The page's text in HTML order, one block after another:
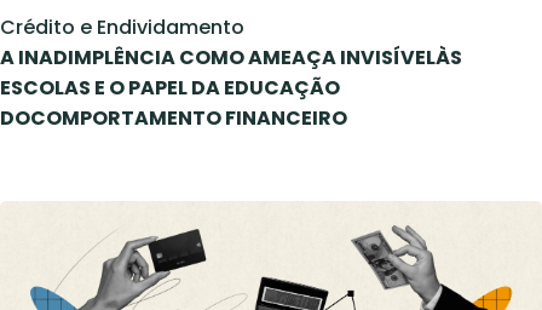
Crédito e Endividamento
A INADIMPLÊNCIA COMO AMEAÇA INVISÍVELÀS
ESCOLAS E O PAPEL DA EDUCAÇÃO
DOCOMPORTAMENTO FINANCEIRO